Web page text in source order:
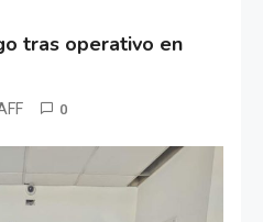
tras operativo en
0